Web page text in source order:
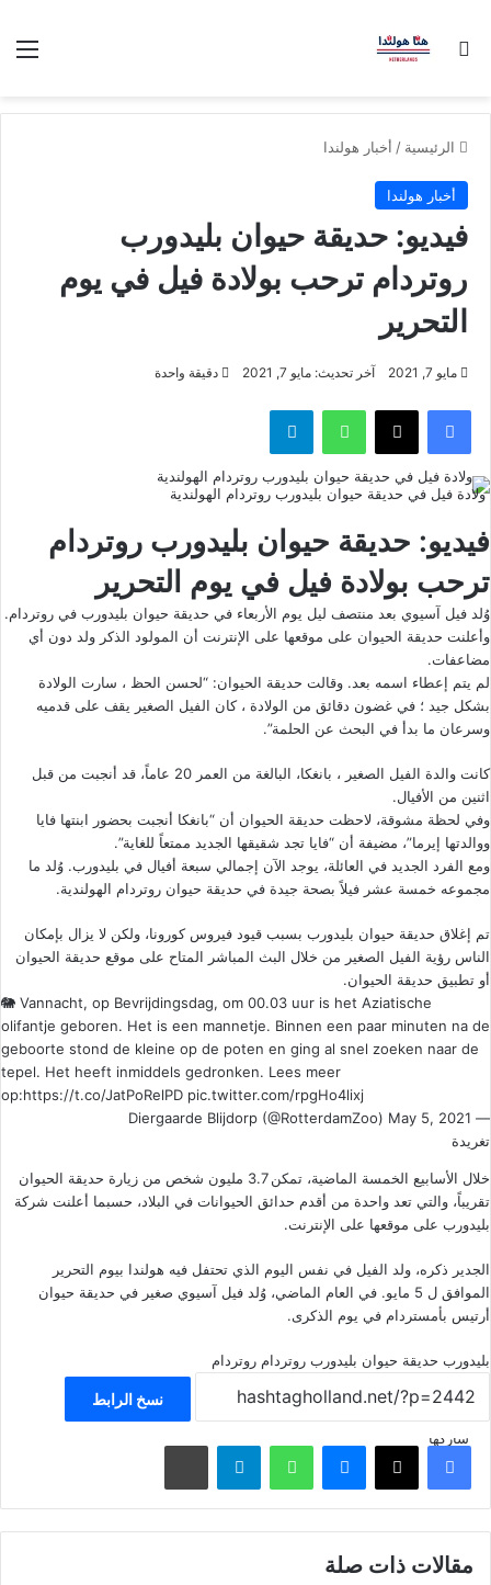
بحث عن
الرئيسية / أخبار هولندا
أخبار هولندا
فيديو: حديقة حيوان بليدورب
روتردام ترحب بولادة فيل في يوم
التحرير
مايو 7, 2021 آخر تحديث: مايو 7, 2021 دقيقة واحدة
فيسبوك ‫X واتساب تيلقرام
ولادة فيل في حديقة حيوان بليدورب روتردام الهولندية
فيديو: حديقة حيوان بليدورب روتردام
ترحب بولادة فيل في يوم التحرير
وُلد فيل آسيوي بعد منتصف ليل يوم الأربعاء في حديقة حيوان بليدورب في روتردام.
وأعلنت حديقة الحيوان على موقعها على الإنترنت أن المولود الذكر ولد دون أي
مضاعفات.
لم يتم إعطاء اسمه بعد. وقالت حديقة الحيوان: “لحسن الحظ ، سارت الولادة
بشكل جيد ؛ في غضون دقائق من الولادة ، كان الفيل الصغير يقف على قدميه
وسرعان ما بدأ في البحث عن الحلمة”.
كانت والدة الفيل الصغير ، بانغكا، البالغة من العمر 20 عاماً، قد أنجبت من قبل
اثنين من الأفيال.
وفي لحظة مشوقة، لاحظت حديقة الحيوان أن “بانغكا أنجبت بحضور ابنتها فايا
ووالدتها إيرما”، مضيفة أن “فايا تجد شقيقها الجديد ممتعاً للغاية”.
ومع الفرد الجديد في العائلة، يوجد الآن إجمالي سبعة أفيال في بليدورب. وُلد ما
مجموعه خمسة عشر فيلاً بصحة جيدة في حديقة حيوان روتردام الهولندية.
تم إغلاق حديقة حيوان بليدورب بسبب قيود فيروس كورونا، ولكن لا يزال بإمكان
الناس رؤية الفيل الصغير من خلال البث المباشر المتاح على موقع حديقة الحيوان
أو تطبيق حديقة الحيوان.
🐘 Vannacht, op Bevrijdingsdag, om 00.03 uur is het Aziatische
olifantje geboren. Het is een mannetje. Binnen een paar minuten na de
geboorte stond de kleine op de poten en ging al snel zoeken naar de
tepel. Het heeft inmiddels gedronken. Lees meer
op:https://t.co/JatPoRelPD pic.twitter.com/rpgHo4lixj
— Diergaarde Blijdorp (@RotterdamZoo)
May 5, 2021
تغريدة
خلال الأسابيع الخمسة الماضية، تمكن 3.7 مليون شخص من زيارة حديقة الحيوان
تقريباً، والتي تعد واحدة من أقدم حدائق الحيوانات في البلاد، حسبما أعلنت شركة
بليدورب على موقعها على الإنترنت.
الجدير ذكره، ولد الفيل في نفس اليوم الذي تحتفل فيه هولندا بيوم التحرير
الموافق ل 5 مايو. في العام الماضي، وُلد فيل آسيوي صغير في حديقة حيوان
أرتيس بأمستردام في يوم الذكرى.
بليدورب حديقة حيوان بليدورب روتردام روتردام
نسخ الرابط
شاركهافيسبوك ‫X ماسنجر واتساب تيلقرام مشاركة عبر البريد
مقالات ذات صلة